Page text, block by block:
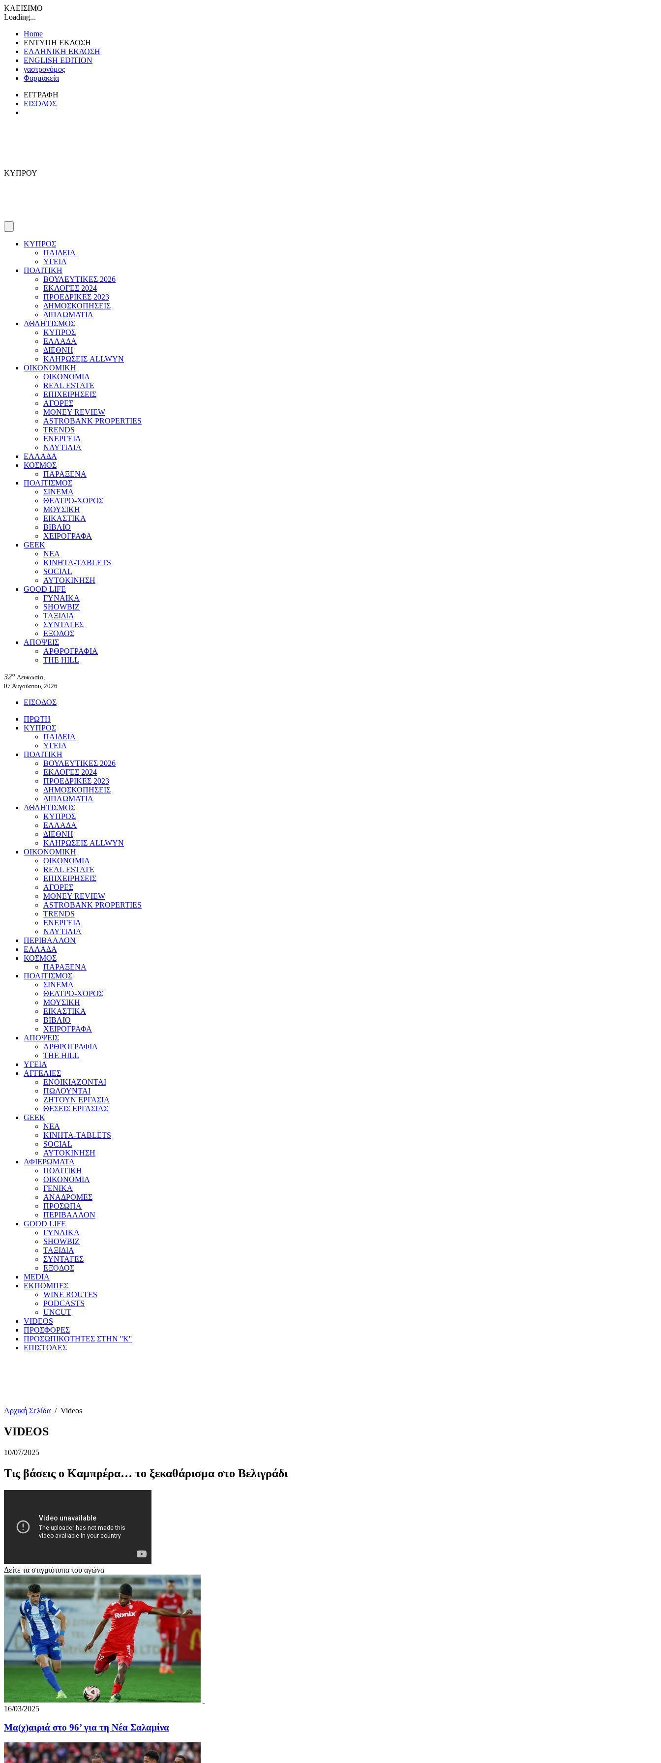
ΚΛΕΙΣΙΜΟ
Loading...
Home
ΕΝΤΥΠΗ ΕΚΔΟΣΗ
ΕΛΛΗΝΙΚΗ ΕΚΔΟΣΗ
ENGLISH EDITION
γαστρονόμος
Φαρμακεία
ΕΓΓΡΑΦΗ
ΕΙΣΟΔΟΣ
ΚΥΠΡΟΥ
ΚΥΠΡΟΣ
ΠΑΙΔΕΙΑ
ΥΓΕΙΑ
ΠΟΛΙΤΙΚΗ
ΒΟΥΛΕΥΤΙΚΕΣ 2026
ΕΚΛΟΓΕΣ 2024
ΠΡΟΕΔΡΙΚΕΣ 2023
ΔΗΜΟΣΚΟΠΗΣΕΙΣ
ΔΙΠΛΩΜΑΤΙΑ
ΑΘΛΗΤΙΣΜΟΣ
ΚΥΠΡΟΣ
ΕΛΛΑΔΑ
ΔΙΕΘΝΗ
ΚΛΗΡΩΣΕΙΣ ALLWYN
ΟΙΚΟΝΟΜΙΚΗ
ΟΙΚΟΝΟΜΙΑ
REAL ESTATE
ΕΠΙΧΕΙΡΗΣΕΙΣ
ΑΓΟΡΕΣ
MONEY REVIEW
ASTROBANK PROPERTIES
TRENDS
ΕΝΕΡΓΕΙΑ
ΝΑΥΤΙΛΙΑ
ΕΛΛΑΔΑ
ΚΟΣΜΟΣ
ΠΑΡΑΞΕΝΑ
ΠΟΛΙΤΙΣΜΟΣ
ΣΙΝΕΜΑ
ΘΕΑΤΡΟ-ΧΟΡΟΣ
ΜΟΥΣΙΚΗ
ΕΙΚΑΣΤΙΚΑ
ΒΙΒΛΙΟ
ΧΕΙΡΟΓΡΑΦΑ
GEEK
ΝΕΑ
ΚΙΝΗΤΑ-TABLETS
SOCIAL
ΑΥΤΟΚΙΝΗΣΗ
GOOD LIFE
ΓΥΝΑΙΚΑ
SHOWBIZ
ΤΑΞΙΔΙΑ
ΣΥΝΤΑΓΕΣ
ΕΞΟΔΟΣ
ΑΠΟΨΕΙΣ
ΑΡΘΡΟΓΡΑΦΙΑ
THE HILL
32° Λευκωσία,
07 Αυγούστου, 2026
ΕΙΣΟΔΟΣ
ΠΡΩΤΗ
ΚΥΠΡΟΣ
ΠΑΙΔΕΙΑ
ΥΓΕΙΑ
ΠΟΛΙΤΙΚΗ
ΒΟΥΛΕΥΤΙΚΕΣ 2026
ΕΚΛΟΓΕΣ 2024
ΠΡΟΕΔΡΙΚΕΣ 2023
ΔΗΜΟΣΚΟΠΗΣΕΙΣ
ΔΙΠΛΩΜΑΤΙΑ
ΑΘΛΗΤΙΣΜΟΣ
ΚΥΠΡΟΣ
ΕΛΛΑΔΑ
ΔΙΕΘΝΗ
ΚΛΗΡΩΣΕΙΣ ALLWYN
ΟΙΚΟΝΟΜΙΚΗ
ΟΙΚΟΝΟΜΙΑ
REAL ESTATE
ΕΠΙΧΕΙΡΗΣΕΙΣ
ΑΓΟΡΕΣ
MONEY REVIEW
ASTROBANK PROPERTIES
TRENDS
ΕΝΕΡΓΕΙΑ
ΝΑΥΤΙΛΙΑ
ΠΕΡΙΒΑΛΛΟΝ
ΕΛΛΑΔΑ
ΚΟΣΜΟΣ
ΠΑΡΑΞΕΝΑ
ΠΟΛΙΤΙΣΜΟΣ
ΣΙΝΕΜΑ
ΘΕΑΤΡΟ-ΧΟΡΟΣ
ΜΟΥΣΙΚΗ
ΕΙΚΑΣΤΙΚΑ
ΒΙΒΛΙΟ
ΧΕΙΡΟΓΡΑΦΑ
ΑΠΟΨΕΙΣ
ΑΡΘΡΟΓΡΑΦΙΑ
THE HILL
ΥΓΕΙΑ
ΑΓΓΕΛΙΕΣ
ΕΝΟΙΚΙΑΖΟΝΤΑΙ
ΠΩΛΟΥΝΤΑΙ
ΖΗΤΟΥΝ ΕΡΓΑΣΙΑ
ΘΕΣΕΙΣ ΕΡΓΑΣΙΑΣ
GEEK
ΝΕΑ
ΚΙΝΗΤΑ-TABLETS
SOCIAL
ΑΥΤΟΚΙΝΗΣΗ
ΑΦΙΕΡΩΜΑΤΑ
ΠΟΛΙΤΙΚΗ
ΟΙΚΟΝΟΜΙΑ
ΓΕΝΙΚΑ
ΑΝΑΔΡΟΜΕΣ
ΠΡΟΣΩΠΑ
ΠΕΡΙΒΑΛΛΟΝ
GOOD LIFE
ΓΥΝΑΙΚΑ
SHOWBIZ
ΤΑΞΙΔΙΑ
ΣΥΝΤΑΓΕΣ
ΕΞΟΔΟΣ
MEDIA
ΕΚΠΟΜΠΕΣ
WINE ROUTES
PODCASTS
UNCUT
VIDEOS
ΠΡΟΣΦΟΡΕΣ
ΠΡΟΣΩΠΙΚΟΤΗΤΕΣ ΣΤΗΝ ''Κ''
ΕΠΙΣΤΟΛΕΣ
Αρχική Σελίδα / Videos
VIDEOS
10/07/2025
Τις βάσεις ο Καμπρέρα… το ξεκαθάρισμα στο Βελιγράδι
Δείτε τα στιγμιότυπα του αγώνα
16/03/2025
Μα(χ)αιριά στο 96’ για τη Νέα Σαλαμίνα